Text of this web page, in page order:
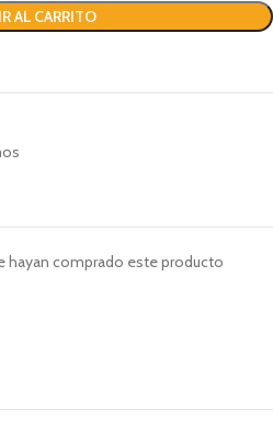
AL CARRITO
hayan comprado este producto